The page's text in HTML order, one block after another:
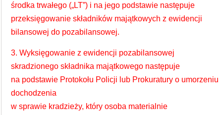
środka trwałego („LT”) i na jego podstawie następuje
przeksięgowanie składników majątkowych z ewidencji
bilansowej do pozabilansowej.
3. Wyksięgowanie z ewidencji pozabilansowej
skradzionego składnika majątkowego następuje
na podstawie Protokołu Policji lub Prokuratury o umorzeniu
dochodzenia
w sprawie kradzieży, który osoba materialnie